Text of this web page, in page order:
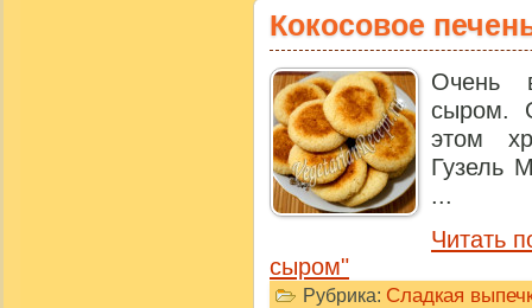
Кокосовое
Очень
сыром.
этом
Гузель
...
Читать
сыром"
Рубрика: Сладкая